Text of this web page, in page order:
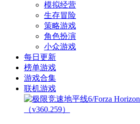
模拟经营
生存冒险
策略游戏
角色扮演
小众游戏
每日更新
榜单游戏
游戏合集
联机游戏